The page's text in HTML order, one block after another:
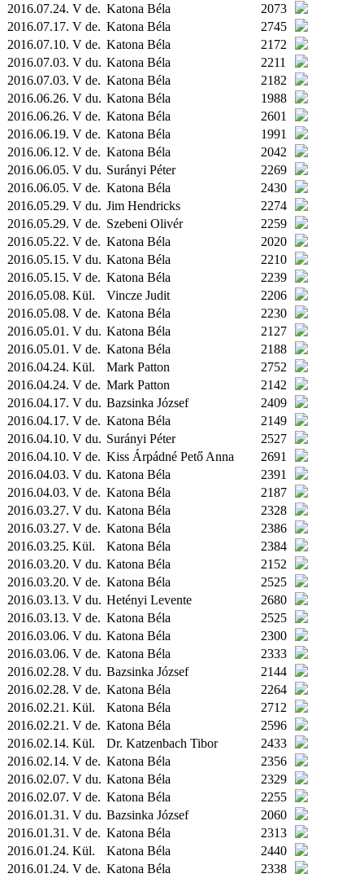
2016.07.24. V de. Katona Béla
2073
2016.07.17. V de. Katona Béla
2745
2016.07.10. V de. Katona Béla
2172
2016.07.03. V du. Katona Béla
2211
2016.07.03. V de. Katona Béla
2182
2016.06.26. V du. Katona Béla
1988
2016.06.26. V de. Katona Béla
2601
2016.06.19. V de. Katona Béla
1991
2016.06.12. V de. Katona Béla
2042
2016.06.05. V du. Surányi Péter
2269
2016.06.05. V de. Katona Béla
2430
2016.05.29. V du. Jim Hendricks
2274
2016.05.29. V de. Szebeni Olivér
2259
2016.05.22. V de. Katona Béla
2020
2016.05.15. V du. Katona Béla
2210
2016.05.15. V de. Katona Béla
2239
2016.05.08. Kül. Vincze Judit
2206
2016.05.08. V de. Katona Béla
2230
2016.05.01. V du. Katona Béla
2127
2016.05.01. V de. Katona Béla
2188
2016.04.24. Kül. Mark Patton
2752
2016.04.24. V de. Mark Patton
2142
2016.04.17. V du. Bazsinka József
2409
2016.04.17. V de. Katona Béla
2149
2016.04.10. V du. Surányi Péter
2527
2016.04.10. V de. Kiss Árpádné Pető Anna
2691
2016.04.03. V du. Katona Béla
2391
2016.04.03. V de. Katona Béla
2187
2016.03.27. V du. Katona Béla
2328
2016.03.27. V de. Katona Béla
2386
2016.03.25. Kül. Katona Béla
2384
2016.03.20. V du. Katona Béla
2152
2016.03.20. V de. Katona Béla
2525
2016.03.13. V du. Hetényi Levente
2680
2016.03.13. V de. Katona Béla
2525
2016.03.06. V du. Katona Béla
2300
2016.03.06. V de. Katona Béla
2333
2016.02.28. V du. Bazsinka József
2144
2016.02.28. V de. Katona Béla
2264
2016.02.21. Kül. Katona Béla
2712
2016.02.21. V de. Katona Béla
2596
2016.02.14. Kül. Dr. Katzenbach Tibor
2433
2016.02.14. V de. Katona Béla
2356
2016.02.07. V du. Katona Béla
2329
2016.02.07. V de. Katona Béla
2255
2016.01.31. V du. Bazsinka József
2060
2016.01.31. V de. Katona Béla
2313
2016.01.24. Kül. Katona Béla
2440
2016.01.24. V de. Katona Béla
2338